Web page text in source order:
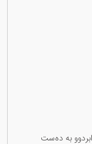
بە دەست